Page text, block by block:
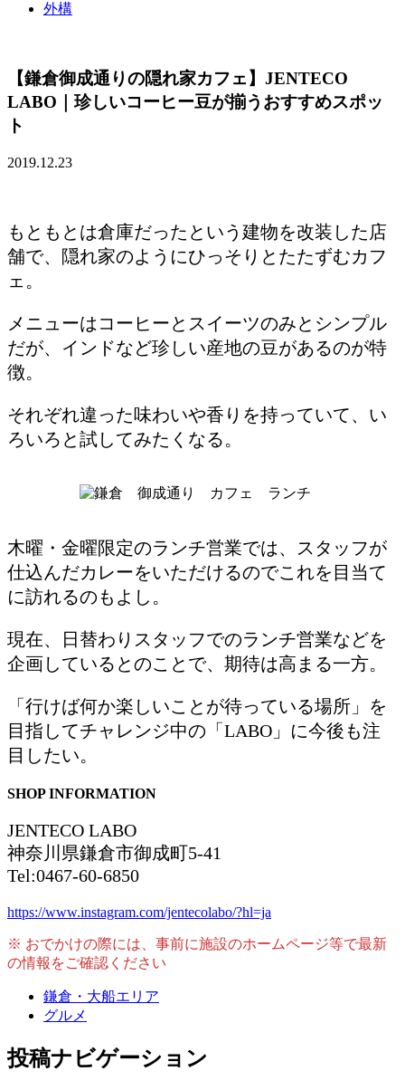
外構
【鎌倉御成通りの隠れ家カフェ】JENTECO
LABO｜珍しいコーヒー豆が揃うおすすめスポッ
ト
2019.12.23
もともとは倉庫だったという建物を改装した店
舗で、隠れ家のようにひっそりとたたずむカフ
ェ。
メニューはコーヒーとスイーツのみとシンプル
だが、インドなど珍しい産地の豆があるのが特
徴。
それぞれ違った味わいや香りを持っていて、い
ろいろと試してみたくなる。
木曜・金曜限定のランチ営業では、スタッフが
仕込んだカレーをいただけるのでこれを目当て
に訪れるのもよし。
現在、日替わりスタッフでのランチ営業などを
企画しているとのことで、期待は高まる一方。
「行けば何か楽しいことが待っている場所」を
目指してチャレンジ中の「LABO」に今後も注
目したい。
SHOP INFORMATION
JENTECO LABO
神奈川県鎌倉市御成町5-41
Tel:0467-60-6850
https://www.instagram.com/jentecolabo/?hl=ja
※ おでかけの際には、事前に施設のホームページ等で最新
の情報をご確認ください
鎌倉・大船エリア
グルメ
投稿ナビゲーション